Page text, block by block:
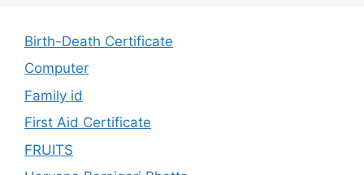
Birth-Death Certificate
Computer
Family id
First Aid Certificate
FRUITS